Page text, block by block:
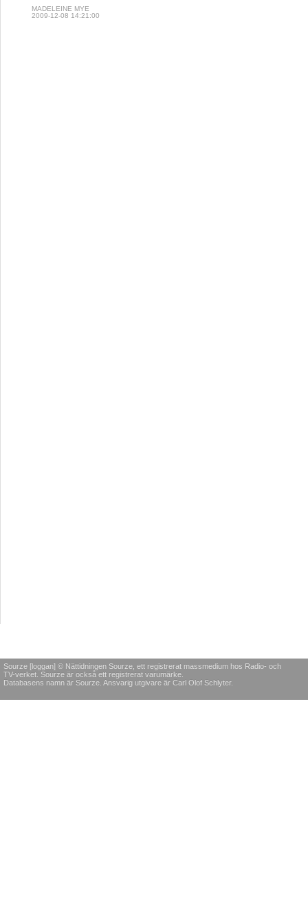
MADELEINE MYE
2009-12-08 14:21:00
Sourze [loggan] © Nättidningen Sourze, ett registrerat massmedium hos Radio- och
TV-verket. Sourze är också ett registrerat varumärke.
Databasens namn är Sourze. Ansvarig utgivare är Carl Olof Schlyter.